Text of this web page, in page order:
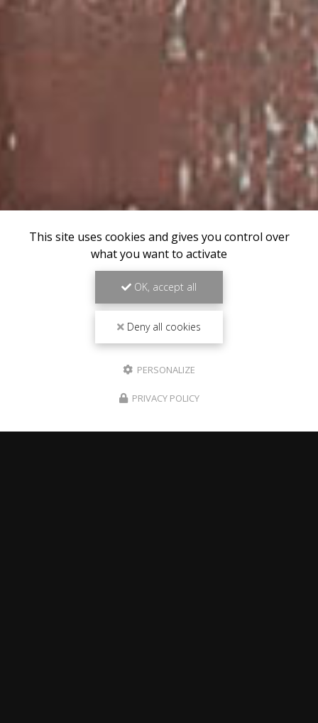
This site uses cookies and gives you control over
what you want to activate
OK, accept all
Deny all cookies
PERSONALIZE
PRIVACY POLICY